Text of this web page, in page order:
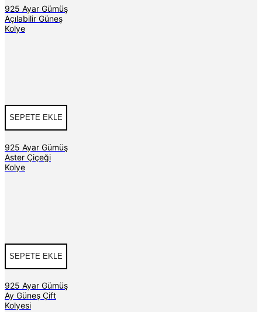
925 Ayar Gümüş
Açılabilir Güneş
Kolye
SEPETE EKLE
925 Ayar Gümüş
Aster Çiçeği
Kolye
SEPETE EKLE
925 Ayar Gümüş
Ay Güneş Çift
Kolyesi